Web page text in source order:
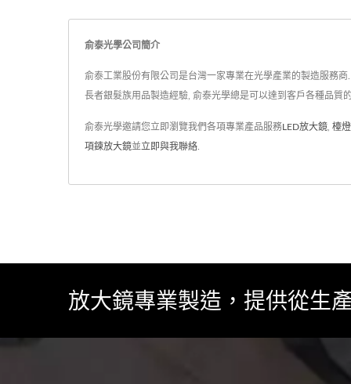
俞泰光學公司簡介
俞泰工業股份有限公司是台灣一家專業在光學產業的製造服務
長者銀髮族用品製造經驗, 俞泰光學總是可以達到客戶各種品質
俞泰光學邀請您立即瀏覽我們各項專業產品服務LED放大鏡 檯
項鍊放大鏡並立即與我聯絡
放大鏡專業製造，提供從生